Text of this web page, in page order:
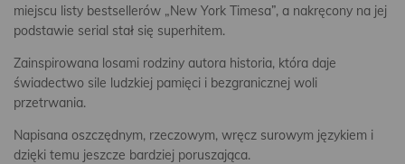
miejscu listy bestsellerów „New York Timesa”, a nakręcony na jej
podstawie serial stał się superhitem.
Zainspirowana losami rodziny autora historia, która daje
świadectwo sile ludzkiej pamięci i bezgranicznej woli
przetrwania.
Napisana oszczędnym, rzeczowym, wręcz surowym językiem i
dzięki temu jeszcze bardziej poruszająca.